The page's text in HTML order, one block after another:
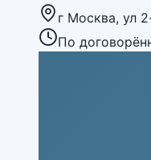
г Москва, ул
По